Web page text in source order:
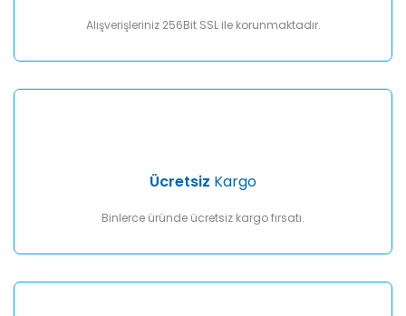
Alışverişleriniz 256Bit SSL ile korunmaktadır.
Ücretsiz Kargo
Binlerce üründe ücretsiz kargo fırsatı.